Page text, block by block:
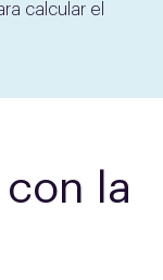
calcular el
la